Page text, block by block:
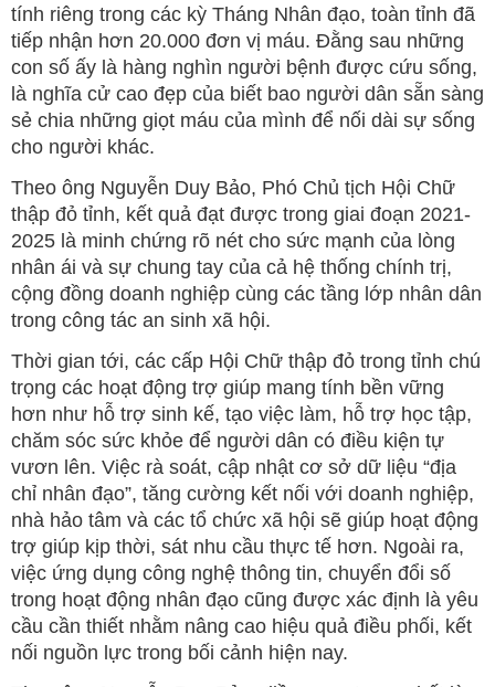
tính riêng trong các kỳ Tháng Nhân đạo, toàn tỉnh đã
tiếp nhận hơn 20.000 đơn vị máu. Đằng sau những
con số ấy là hàng nghìn người bệnh được cứu sống,
là nghĩa cử cao đẹp của biết bao người dân sẵn sàng
sẻ chia những giọt máu của mình để nối dài sự sống
cho người khác.
Theo ông Nguyễn Duy Bảo, Phó Chủ tịch Hội Chữ
thập đỏ tỉnh, kết quả đạt được trong giai đoạn 2021-
2025 là minh chứng rõ nét cho sức mạnh của lòng
nhân ái và sự chung tay của cả hệ thống chính trị,
cộng đồng doanh nghiệp cùng các tầng lớp nhân dân
trong công tác an sinh xã hội.
Thời gian tới, các cấp Hội Chữ thập đỏ trong tỉnh chú
trọng các hoạt động trợ giúp mang tính bền vững
hơn như hỗ trợ sinh kế, tạo việc làm, hỗ trợ học tập,
chăm sóc sức khỏe để người dân có điều kiện tự
vươn lên. Việc rà soát, cập nhật cơ sở dữ liệu “địa
chỉ nhân đạo”, tăng cường kết nối với doanh nghiệp,
nhà hảo tâm và các tổ chức xã hội sẽ giúp hoạt động
trợ giúp kịp thời, sát nhu cầu thực tế hơn. Ngoài ra,
việc ứng dụng công nghệ thông tin, chuyển đổi số
trong hoạt động nhân đạo cũng được xác định là yêu
cầu cần thiết nhằm nâng cao hiệu quả điều phối, kết
nối nguồn lực trong bối cảnh hiện nay.